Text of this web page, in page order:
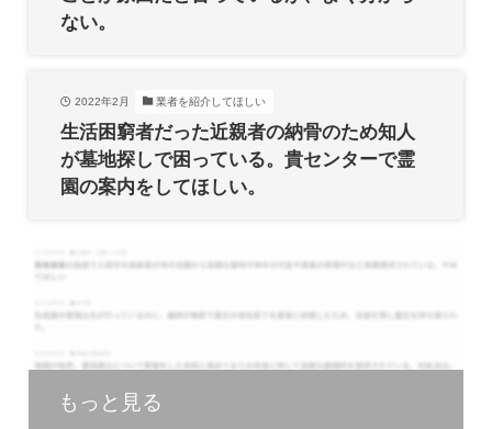
ない。
2022年2月 業者を紹介してほしい
生活困窮者だった近親者の納骨のため知人
が墓地探しで困っている。貴センターで霊
園の案内をしてほしい。
もっと見る